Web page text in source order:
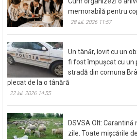
memorabilă pentru
28 iul. 2026 11:57
Un tânăr, lovit cu un
fi fost împușcat cu un
stradă din comuna
plecat de la o tânără
22 iul. 2026 14:55
DSVSA Olt:
zile. Toate mișcările